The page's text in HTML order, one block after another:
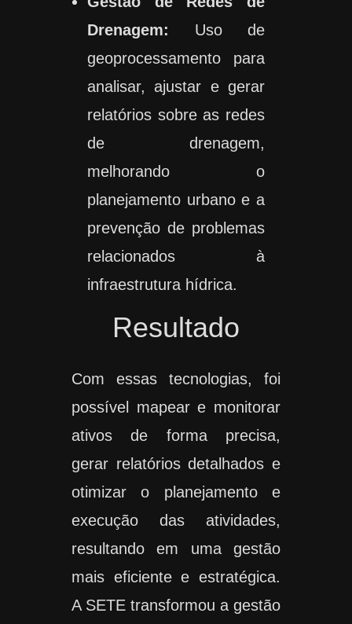
Drenagem: Uso de
geoprocessamento para
analisar, ajustar e gerar
relatórios sobre as redes
de drenagem,
melhorando o
planejamento urbano e a
prevenção de problemas
relacionados à
infraestrutura hídrica.
Resultado
Com essas tecnologias, foi
possível mapear e monitorar
ativos de forma precisa,
gerar relatórios detalhados e
otimizar o planejamento e
execução das atividades,
resultando em uma gestão
mais eficiente e estratégica.
A SETE transformou a gestão